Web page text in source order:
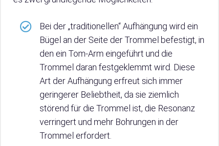
Bei der „traditionellen“ Aufhängung wird ein
Bügel an der Seite der Trommel befestigt, in
den ein Tom-Arm eingeführt und die
Trommel daran festgeklemmt wird. Diese
Art der Aufhängung erfreut sich immer
geringerer Beliebtheit, da sie ziemlich
störend für die Trommel ist, die Resonanz
verringert und mehr Bohrungen in der
Trommel erfordert.